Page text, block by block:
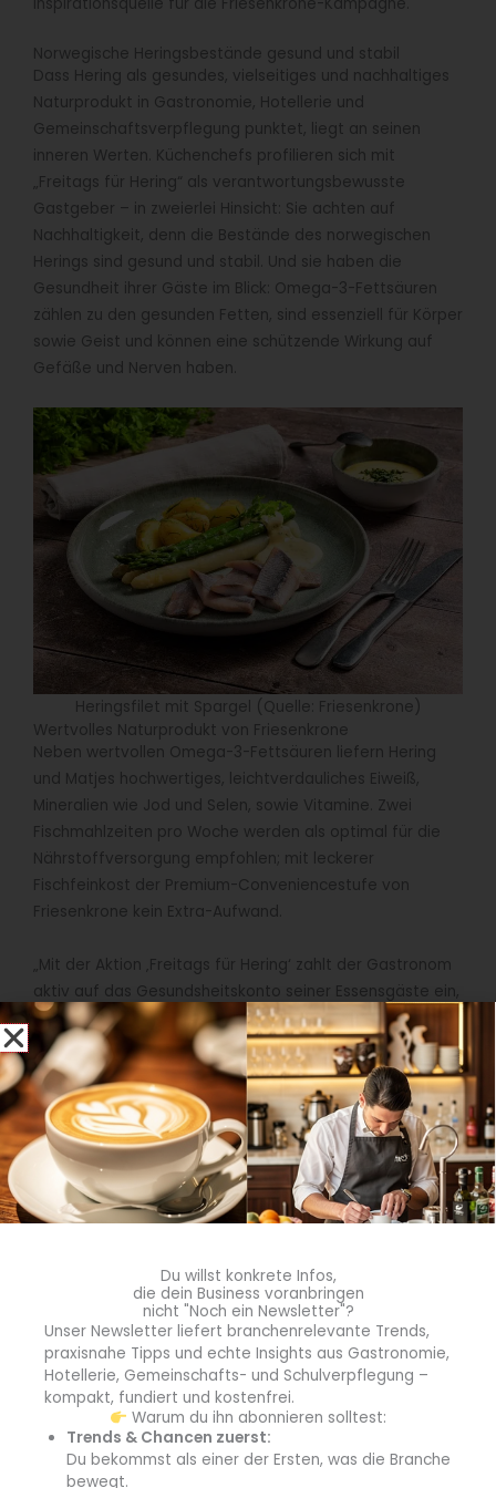
Norwegische Heringsbestände gesund und stabil
Dass Hering als gesundes, vielseitiges und nachhaltiges
Naturprodukt in Gastronomie, Hotellerie und
Gemeinschaftsverpflegung punktet, liegt an seinen
inneren Werten. Küchenchefs profilieren sich mit
„Freitags für Hering“ als verantwortungsbewusste
Gastgeber – in zweierlei Hinsicht: Sie achten auf
Nachhaltigkeit, denn die Bestände des norwegischen
Herings sind gesund und stabil. Und sie haben die
Gesundheit ihrer Gäste im Blick: Omega-3-Fettsäuren
zählen zu den gesunden Fetten, sind essenziell für Körper
sowie Geist und können eine schützende Wirkung auf
Gefäße und Nerven haben.
Heringsfilet mit Spargel (Quelle: Friesenkrone)
Wertvolles Naturprodukt von Friesenkrone
Neben wertvollen Omega-3-Fettsäuren liefern Hering
und Matjes hochwertiges, leichtverdauliches Eiweiß,
Mineralien wie Jod und Selen, sowie Vitamine. Zwei
Fischmahlzeiten pro Woche werden als optimal für die
Nährstoffversorgung empfohlen; mit leckerer
Fischfeinkost der Premium-Conveniencestufe von
Friesenkrone kein Extra-Aufwand.
„Mit der Aktion ‚Freitags für Hering‘ zahlt der Gastronom
aktiv auf das Gesundsheitskonto seiner Essensgäste ein,
ganz gleich ob im Spitzenrestaurant oder im
Betriebscasino“, fasst Sylvia Ludwig, Friesenkrone
Vertriebsleiterin GV, zusammen. „Dazu kommt, dass
unsere Heringsprodukte nicht nur aus stabilen, nachhaltig
befischten Rohwarenbeständen stammen, sondern die
Verarbeitung des natürlich nachwachsenden Herings nur
einen sehr kleinen CO2-Abdruck hinterlässt.“
Komp und Heiko Antoniewicz sowie wöchentlichen
Videobotschaften und informativen Flyern zu Rohwaren
und Nachhaltigkeit.
Du willst konkrete Infos,
die dein Business voranbringen
nicht "Noch ein Newsletter"?
Unser Newsletter liefert branchenrelevante Trends,
praxisnahe Tipps und echte Insights aus Gastronomie,
Hotellerie, Gemeinschafts- und Schulverpflegung –
kompakt, fundiert und kostenfrei.
Warum du ihn abonnieren solltest:
Trends & Chancen zuerst:
Du bekommst als einer der Ersten, was die Branche
bewegt.